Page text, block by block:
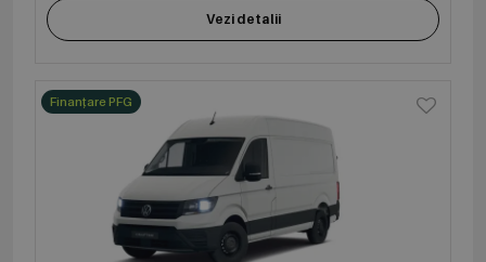
Vezi detalii
Finanțare PFG